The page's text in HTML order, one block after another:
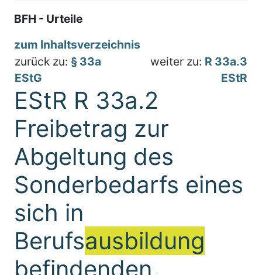
BFH - Urteile
zum Inhaltsverzeichnis
zurück zu: § 33a
EStG
weiter zu: R 33a.3
EStR
EStR R 33a.2
Freibetrag zur
Abgeltung des
Sonderbedarfs eines
sich in
Berufsausbildung
befindenden,